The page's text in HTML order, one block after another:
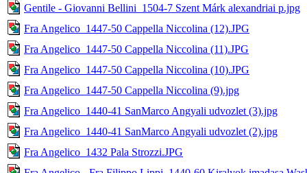
Gentile - Giovanni Bellini_1504-7 Szent Márk alexandriai p.jpg
Fra Angelico_1447-50 Cappella Niccolina (12).JPG
Fra Angelico_1447-50 Cappella Niccolina (11).JPG
Fra Angelico_1447-50 Cappella Niccolina (10).JPG
Fra Angelico_1447-50 Cappella Niccolina (9).jpg
Fra Angelico_1440-41 SanMarco Angyali udvozlet (3).jpg
Fra Angelico_1440-41 SanMarco Angyali udvozlet (2).jpg
Fra Angelico_1432 Pala Strozzi.JPG